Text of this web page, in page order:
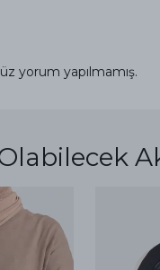
yorum yapılmamış.